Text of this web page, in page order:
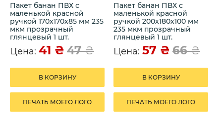
Пакет банан ПВХ с
маленькой красной
ручкой 170х170х85 мм 235
мкм прозрачный
глянцевый 1 шт.
Цена: 41 ₴ 47₴
В КОРЗИНУ
ПЕЧАТЬ МОЕГО ЛОГО
Пакет банан ПВХ с
маленькой красной
ручкой 200х180х100 мм
235 мкм прозрачный
глянцевый 1 шт.
Цена: 57 ₴ 66₴
В КОРЗИНУ
ПЕЧАТЬ МОЕГО ЛОГО